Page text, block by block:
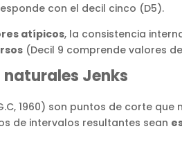
con el decil cinco (D5).
atípicos, la consistencia
(Decil 9 comprende valores
Jenks
1960) son puntos de corte
de intervalos resultantes sean